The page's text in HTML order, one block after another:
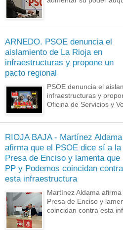
ARNEDO. PSOE denuncia el
aislamiento de La Rioja en
infraestructuras y propone un
pacto regional
PSOE denuncia el
infraestructuras y
Oficina de Servicios y
RIOJA BAJA - Martínez Aldama
afirma que el PSOE dice sí a la
Presa de Enciso y lamenta que
PP y Podemos coincidan contra
esta infraestructura
Martínez Aldama
Presa de Enciso y
coincidan contra esta